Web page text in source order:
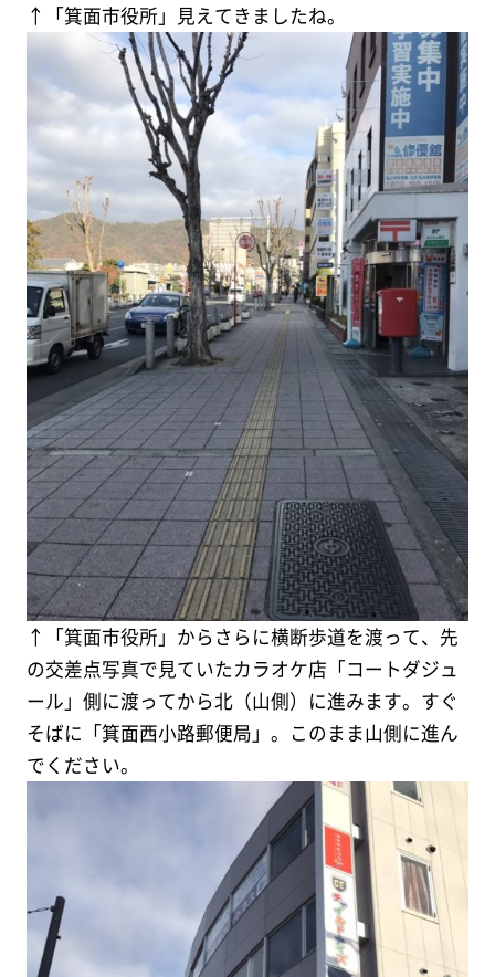
↑「箕面市役所」見えてきましたね。
↑「箕面市役所」からさらに横断歩道を渡って、先
の交差点写真で見ていたカラオケ店「コートダジュ
ール」側に渡ってから北（山側）に進みます。すぐ
そばに「箕面西小路郵便局」。このまま山側に進ん
でください。